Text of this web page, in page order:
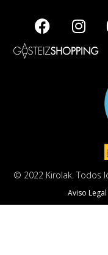
© 2022 Kirolak. Todos
Aviso Legal